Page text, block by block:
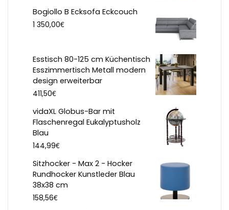
Bogiollo B Ecksofa Eckcouch
1 350,00€
Esstisch 80-125 cm Küchentisch
Esszimmertisch Metall modern
design erweiterbar
411,50€
vidaXL Globus-Bar mit
Flaschenregal Eukalyptusholz
Blau
144,99€
Sitzhocker - Max 2 - Hocker
Rundhocker Kunstleder Blau
38x38 cm
158,56€